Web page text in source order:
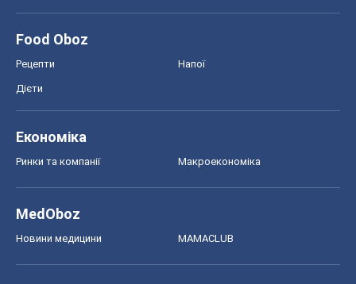
Food Oboz
Рецепти Напої
Дієти
Економіка
Ринки та компанії Макроекономіка
MedOboz
Новини медицини MAMACLUB